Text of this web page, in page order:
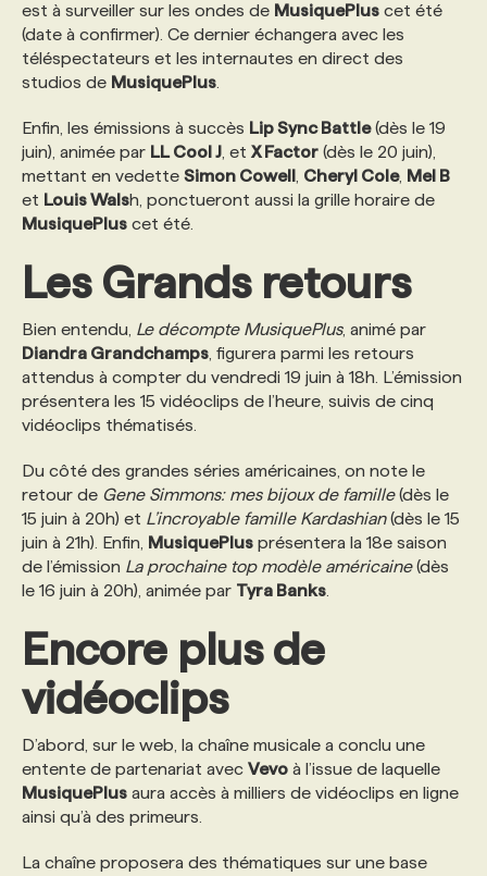
est à surveiller sur les ondes de MusiquePlus cet été
(date à confirmer). Ce dernier échangera avec les
téléspectateurs et les internautes en direct des
studios de MusiquePlus
Enfin, les émissions à succès Lip Sync Battle(dès le 19
juin), animée par LL Cool J , et X Factor (dès le 20 juin),
mettant en vedette Simon Cowell Cheryl Cole, Mel B
et Louis Walsh, ponctueront aussi la grille horaire de
MusiquePlus cet été.
Les Grands retours
Bien entendu, Le décompte MusiquePlus, animé par
Diandra Grandchamps , figurera parmi les retours
attendus à compter du vendredi 19 juin à 18h. L’émission
présentera les 15 vidéoclips de l’heure, suivis de cinq
vidéoclips thématisés.
Du côté des grandes séries américaines, on note le
retour de Gene Simmons: mes bijoux de famille(dès le
15 juin à 20h) et L’incroyable famille Kardashian(dès le 15
juin à 21h). Enfin, MusiquePlus présentera la 18e saison
de l’émission La prochaine top modèle américaine(dès
le 16 juin à 20h), animée par Tyra Banks
Encore plus de
vidéoclips
D’abord, sur le web, la chaîne musicale a conclu une
entente de partenariat avec Vevo à l’issue de laquelle
MusiquePlus aura accès à milliers de vidéoclips en ligne
ainsi qu’à des primeurs.
La chaîne proposera des thématiques sur une base